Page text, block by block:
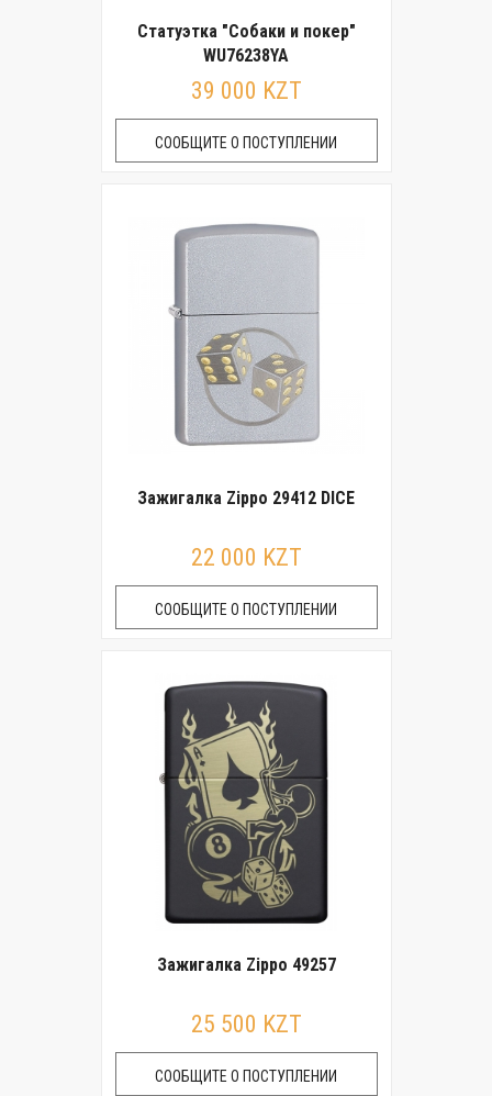
Статуэтка "Собаки и покер"
WU76238YA
39 000 KZT
СООБЩИТЕ О ПОСТУПЛЕНИИ
Зажигалка Zippo 29412 DICE
22 000 KZT
СООБЩИТЕ О ПОСТУПЛЕНИИ
Зажигалка Zippo 49257
25 500 KZT
СООБЩИТЕ О ПОСТУПЛЕНИИ